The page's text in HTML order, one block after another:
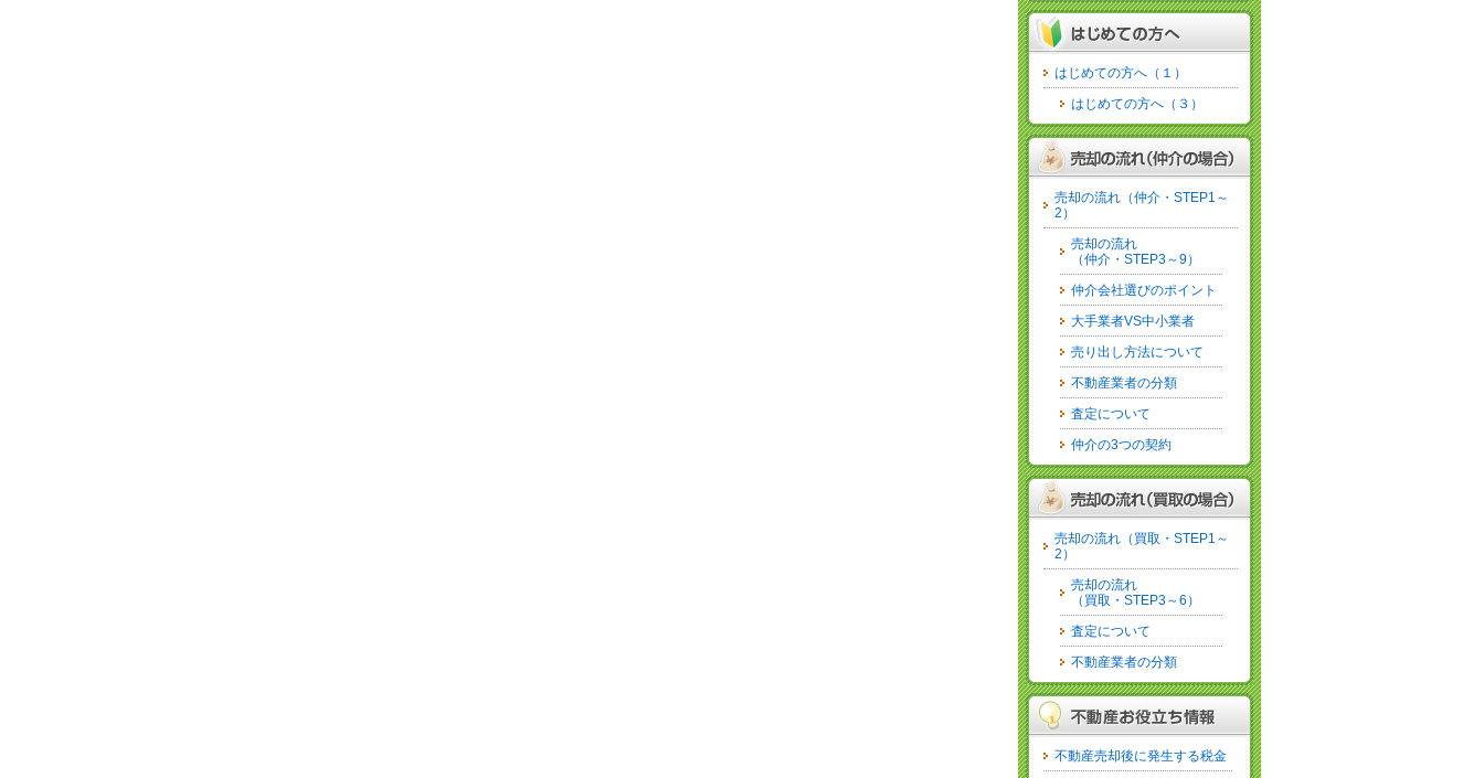
はじめての方へ（１）
はじめての方へ（３）
売却の流れ（仲介・STEP1～
2）
売却の流れ
（仲介・STEP3～9）
仲介会社選びのポイント
大手業者VS中小業者
売り出し方法について
不動産業者の分類
査定について
仲介の3つの契約
売却の流れ（買取・STEP1～
2）
売却の流れ
（買取・STEP3～6）
査定について
不動産業者の分類
不動産売却後に発生する税金